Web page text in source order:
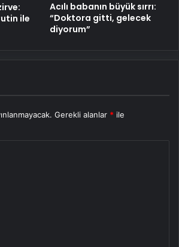
ile
Acılı babanın büyük sırrı:
“Doktora gitti, gelecek
diyorum”
Gerekli alanlar * ile